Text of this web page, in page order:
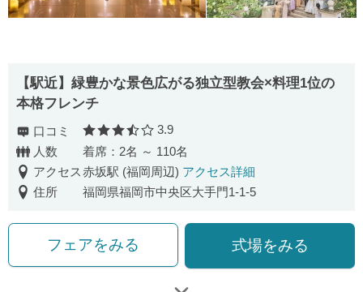
【駅近】緑豊かな景色広がる独立型教会×料理1位の
本格フレンチ
口コミ 口コミ評価
3.9
人数
着席：2名 ～ 110名
アクセス赤坂駅 (福岡周辺) アクセス詳細
住所
福岡県福岡市中央区大手門1-1-5
フェアをみる 式場をみる